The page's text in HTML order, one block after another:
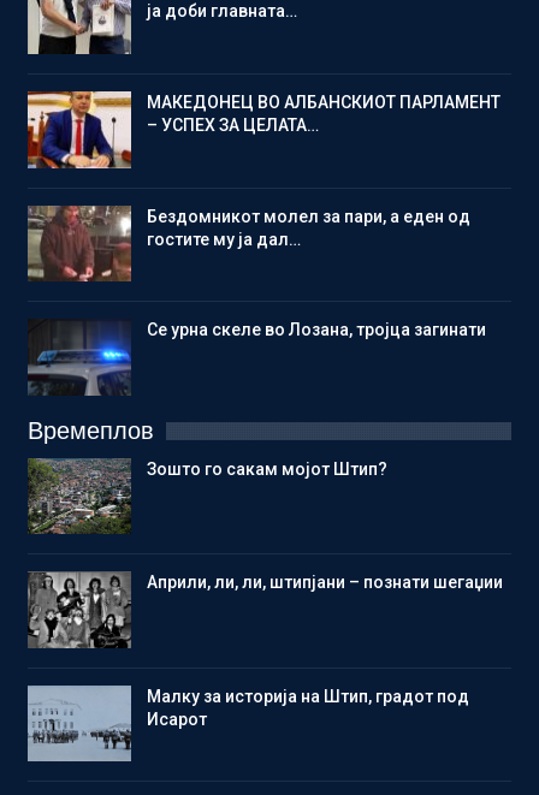
ја доби главната…
МАКЕДОНЕЦ ВО АЛБАНСКИОТ ПАРЛАМЕНТ
– УСПЕХ ЗА ЦЕЛАТА…
Бездомникот молел за пари, а еден од
гостите му ја дал…
Се урна скеле во Лозана, тројца загинати
Времеплов
Зошто го сакам мојот Штип?
Aприли, ли, ли, штипјани – познати шегаџии
Малку за историја на Штип, градот под
Исарот